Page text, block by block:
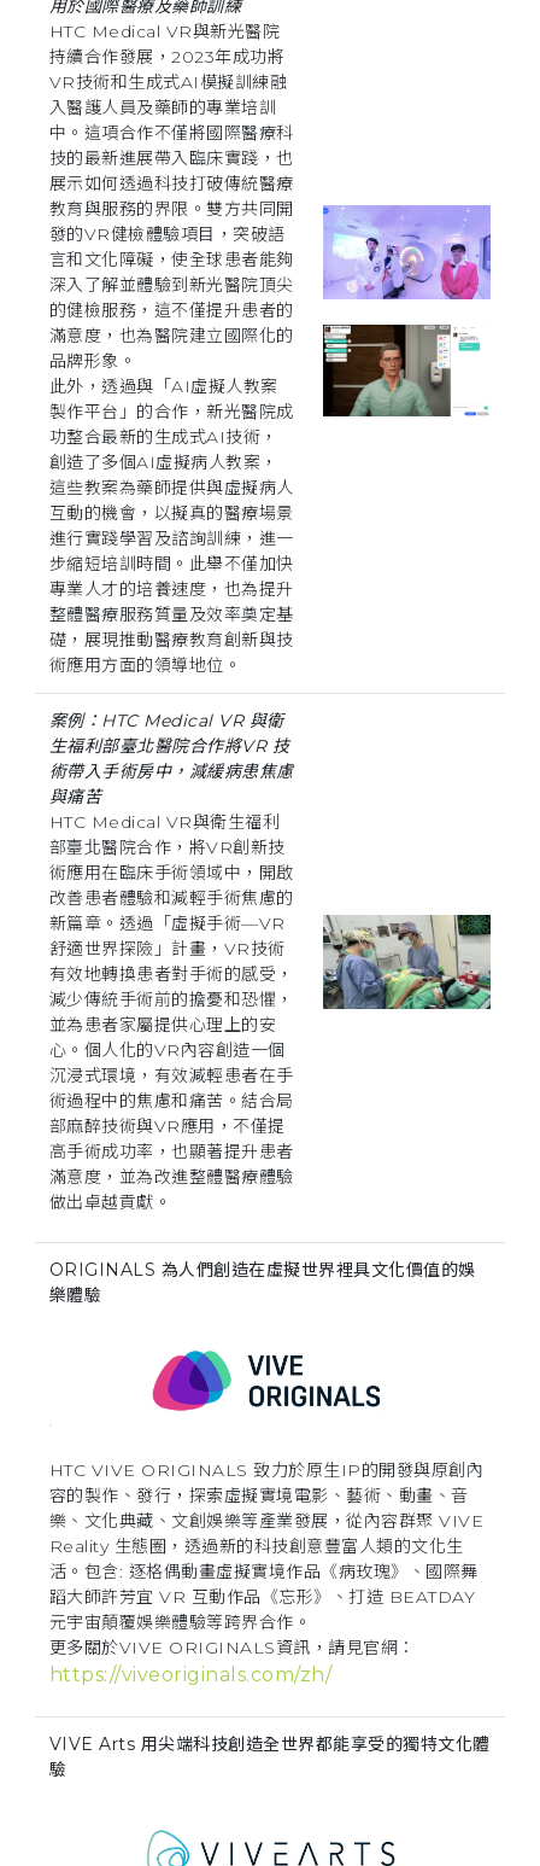
用於國際醫療及藥師訓練
HTC Medical VR與新光醫院
持續合作發展，2023年成功將
VR技術和生成式AI模擬訓練融
入醫護人員及藥師的專業培訓
中。這項合作不僅將國際醫療科
技的最新進展帶入臨床實踐，也
展示如何透過科技打破傳統醫療
教育與服務的界限。雙方共同開
發的VR健檢體驗項目，突破語
言和文化障礙，使全球患者能夠
深入了解並體驗到新光醫院頂尖
的健檢服務，這不僅提升患者的
滿意度，也為醫院建立國際化的
品牌形象。
此外，透過與「AI虛擬人教案
製作平台」的合作，新光醫院成
功整合最新的生成式AI技術，
創造了多個AI虛擬病人教案，
這些教案為藥師提供與虛擬病人
互動的機會，以擬真的醫療場景
進行實踐學習及諮詢訓練，進一
步縮短培訓時間。此舉不僅加快
專業人才的培養速度，也為提升
整體醫療服務質量及效率奠定基
礎，展現推動醫療教育創新與技
術應用方面的領導地位。
案例：HTC Medical VR 與衛
生福利部臺北醫院合作將VR 技
術帶入手術房中，減緩病患焦慮
與痛苦
HTC Medical VR與衛生福利
部臺北醫院合作，將VR創新技
術應用在臨床手術領域中，開啟
改善患者體驗和減輕手術焦慮的
新篇章。透過「虛擬手術—VR
舒適世界探險」計畫，VR技術
有效地轉換患者對手術的感受，
減少傳統手術前的擔憂和恐懼，
並為患者家屬提供心理上的安
心。個人化的VR內容創造一個
沉浸式環境，有效減輕患者在手
術過程中的焦慮和痛苦。結合局
部麻醉技術與VR應用，不僅提
高手術成功率，也顯著提升患者
滿意度，並為改進整體醫療體驗
做出卓越貢獻。
ORIGINALS 為人們創造在虛擬世界裡具文化價值的娛
樂體驗
HTC VIVE ORIGINALS 致力於原生IP的開發與原創內
容的製作、發行，探索虛擬實境電影、藝術、動畫、音
樂、文化典藏、文創娛樂等產業發展，從內容群聚 VIVE
Reality 生態圈，透過新的科技創意豐富人類的文化生
活。包含: 逐格偶動畫虛擬實境作品《病玫瑰》、國際舞
蹈大師許芳宜 VR 互動作品《忘形》、打造 BEATDAY
元宇宙顛覆娛樂體驗等跨界合作。
更多關於VIVE ORIGINALS資訊，請見官網：
https://viveoriginals.com/zh/
VIVE Arts 用尖端科技創造全世界都能享受的獨特文化體
驗